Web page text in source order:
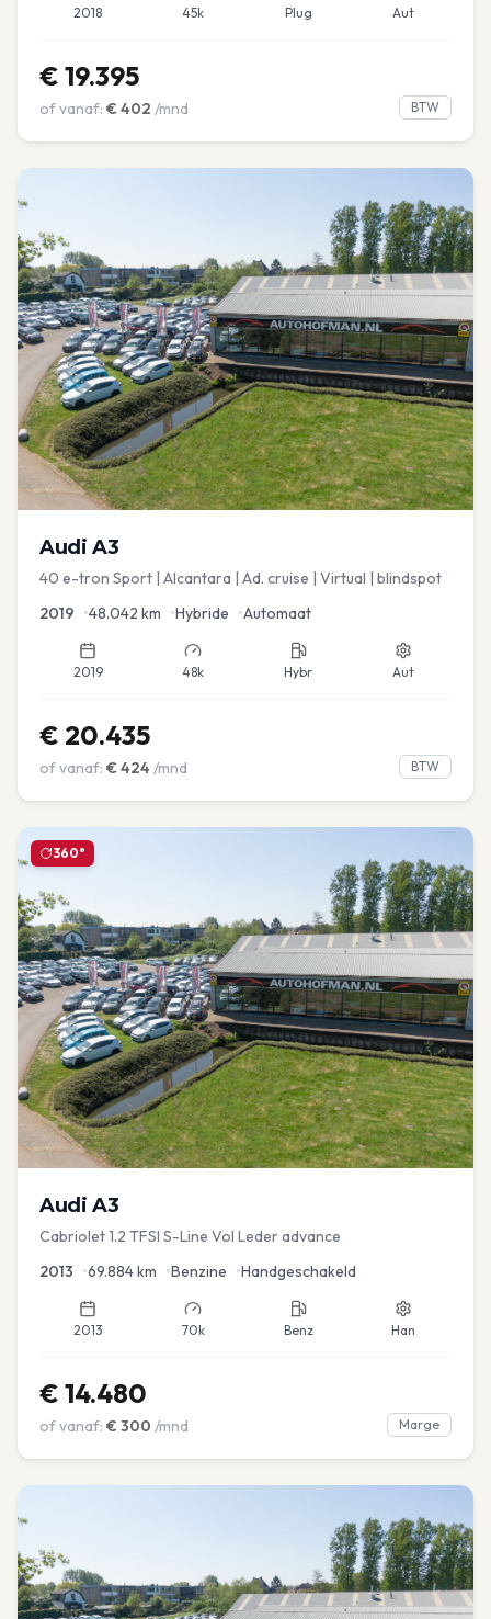
2018 45k Plug Aut
€ 19.395
of vanaf: € 402 /mnd BTW
Audi A3
40 e-tron Sport | Alcantara | Ad. cruise | Virtual | blindspot
2019 •48.042 km •Hybride •Automaat
2019 48k Hybr Aut
€ 20.435
of vanaf: € 424 /mnd BTW
360°
Audi A3
Cabriolet 1.2 TFSI S-Line Vol Leder advance
2013 •69.884km •Benzine •Handgeschakeld
2013 70k Benz Han
€ 14.480
of vanaf: € 300 /mnd Marge